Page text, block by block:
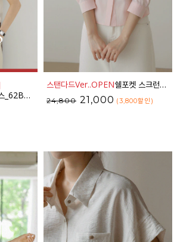
스탠다드Ver..OPEN쉘포켓 스크런치SET 세미크롭 코튼 셔츠_53SH799
24,800 21,000 (3,800할인 )